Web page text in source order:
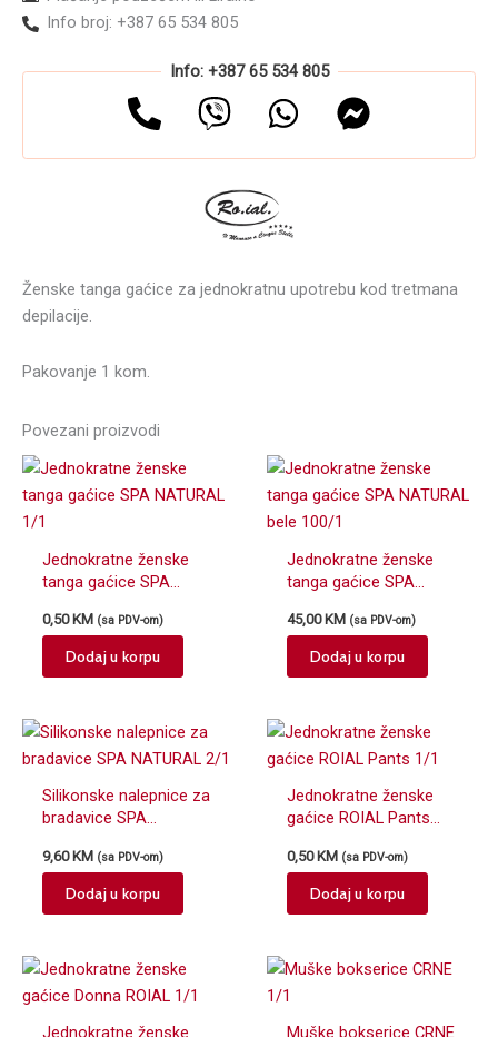
Info broj: +387 65 534 805
Info: +387 65 534 805
Ženske tanga gaćice za jednokratnu upotrebu kod tretmana
depilacije.
Pakovanje 1 kom.
Povezani proizvodi
Jednokratne ženske
tanga gaćice SPA
0,50 KM (sa PDV-om)
Dodaj u korpu
Jednokratne ženske
tanga gaćice SPA
45,00 KM (sa PDV-om)
Dodaj u korpu
Silikonske nalepnice za
bradavice SPA
9,60KM (sa PDV-om)
Dodaj u korpu
Jednokratne ženske
gaćice ROIAL Pants
0,50KM (sa PDV-om)
Dodaj u korpu
Jednokratne ženske
Muške bokserice CRNE